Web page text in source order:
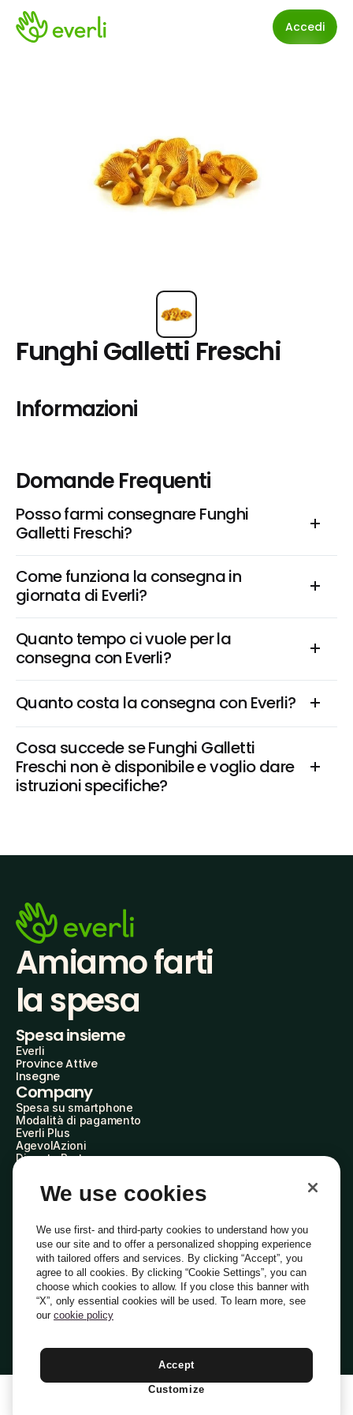
Accedi
Funghi Galletti Freschi
Informazioni
Domande Frequenti
Posso farmi consegnare Funghi
Galletti Freschi?
Come funziona la consegna in
giornata di Everli?
Quanto tempo ci vuole per la
consegna con Everli?
Quanto costa la consegna con Everli?
Cosa succede se Funghi Galletti
Freschi non è disponibile e voglio dare
istruzioni specifiche?
Amiamo farti
la spesa
Spesa insieme
Everli
Province Attive
Insegne
Company
Spesa su smartphone
Modalità di pagamento
Everli Plus
AgevolAzioni
Diventa Partner
Everli Shoppers
About Us
Everli News
Domande frequenti
Lavora con noi
Diventa Shopper
Investitori
PrivacyCookiePreferenze Cookie
Termini e CondizioniCodice Etico
Indirizzo PEC: everli@pec.it - indirizzo DPO: dpo@everli.com
Italiano
We use cookies
We use first- and third-party cookies to understand how you
use our site and to offer a personalized shopping experience
with tailored offers and services. By clicking “Accept”, you
agree to all cookies. By clicking “Cookie Settings”, you can
choose which cookies to allow. If you close this banner with
“X”, only essential cookies will be used. To learn more, see
our cookie policy
Accept
Customize